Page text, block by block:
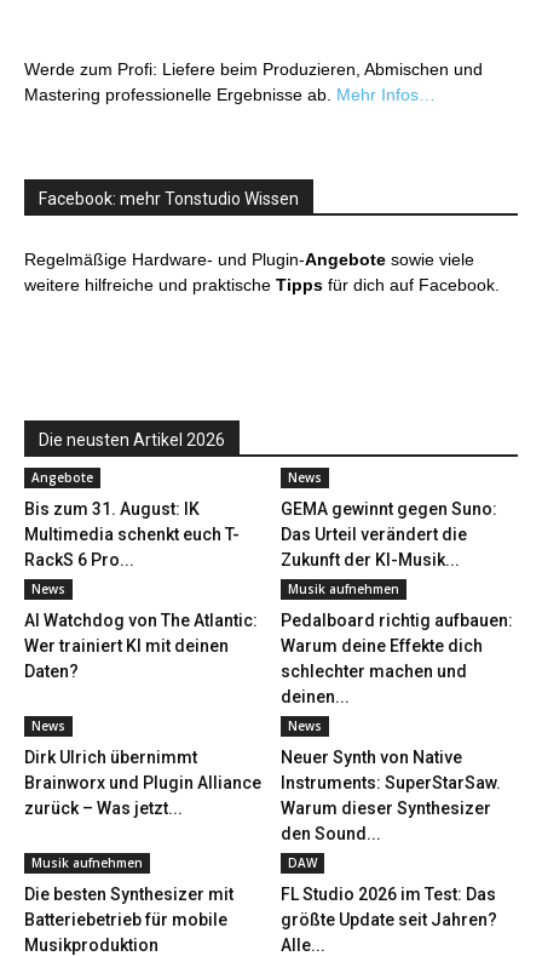
Werde zum Profi: Liefere beim Produzieren, Abmischen und
Mastering professionelle Ergebnisse ab. Mehr Infos…
Facebook: mehr Tonstudio Wissen
Regelmäßige Hardware- und Plugin-Angebote sowie viele
weitere hilfreiche und praktische Tipps für dich auf Facebook.
Die neusten Artikel 2026
Angebote
Bis zum 31. August: IK
Multimedia schenkt euch T-
RackS 6 Pro...
News
GEMA gewinnt gegen Suno:
Das Urteil verändert die
Zukunft der KI-Musik...
News
AI Watchdog von The Atlantic:
Wer trainiert KI mit deinen
Daten?
Musik aufnehmen
Pedalboard richtig aufbauen:
Warum deine Effekte dich
schlechter machen und
deinen...
News
Dirk Ulrich übernimmt
Brainworx und Plugin Alliance
zurück – Was jetzt...
News
Neuer Synth von Native
Instruments: SuperStarSaw.
Warum dieser Synthesizer
den Sound...
Musik aufnehmen
Die besten Synthesizer mit
Batteriebetrieb für mobile
Musikproduktion
DAW
FL Studio 2026 im Test: Das
größte Update seit Jahren?
Alle...